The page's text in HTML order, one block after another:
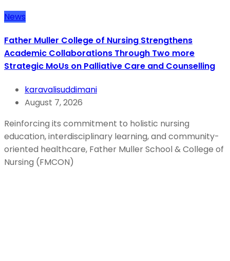
News
Father Muller College of Nursing Strengthens
Academic Collaborations Through Two more
Strategic MoUs on Palliative Care and Counselling
karavalisuddimani
August 7, 2026
Reinforcing its commitment to holistic nursing
education, interdisciplinary learning, and community-
oriented healthcare, Father Muller School & College of
Nursing (FMCON)